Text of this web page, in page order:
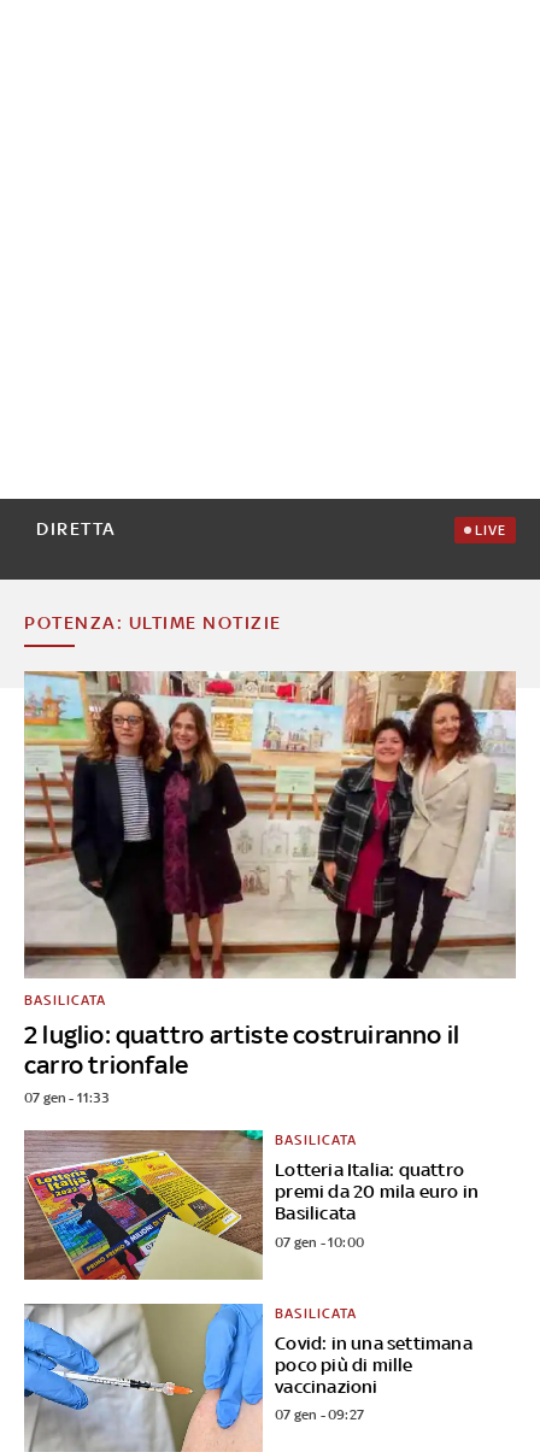
DIRETTA LIVE
POTENZA: ULTIME NOTIZIE
2 luglio: quattro artiste costruiranno il
carro trionfale
BASILICATA
07 gen - 11:33
Lotteria Italia: quattro
premi da 20 mila euro in
Basilicata
BASILICATA
07 gen - 10:00
Covid: in una settimana
poco più di mille
vaccinazioni
BASILICATA
07 gen - 09:27